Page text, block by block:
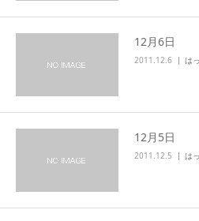
12月6日
2011.12.6 は
12月5日
2011.12.5 は